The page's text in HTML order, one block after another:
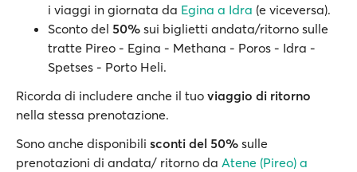
i viaggi in giornata da Egina a Idra (e viceversa).
Sconto del 50% sui biglietti andata/ritorno sulle
tratte Pireo - Egina - Methana - Poros - Idra -
Spetses - Porto Heli.
Ricorda di includere anche il tuo viaggio di ritorno
nella stessa prenotazione.
Sono anche disponibili sconti del 50% sulle
prenotazioni di andata/ ritorno da Atene (Pireo) a